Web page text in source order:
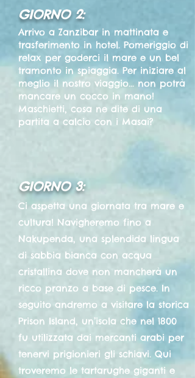
GIORNO 2:
Arrivo a Zanzibar in mattinata e
trasferimento in hotel. Pomeriggio di
relax per goderci il mare e un bel
tramonto in spiaggia. Per iniziare al
meglio il nostro viaggio... non potrà
mancare un cocco in mano!
Maschietti, cosa ne dite di una
partita a calcio con i Masai?
GIORNO 3:
Ci aspetta una giornata tra mare e
cultura! Navigheremo fino a
Nakupenda, una splendida lingua
di sabbia bianca con acqua
cristallina dove non mancherà un
ricco pranzo a base di pesce. In
seguito andremo a visitare la storica
Prison Island, un’isola che nel 1800
fu utilizzata dai mercanti arabi per
tenervi prigionieri gli schiavi. Qui
troveremo le tartarughe giganti e